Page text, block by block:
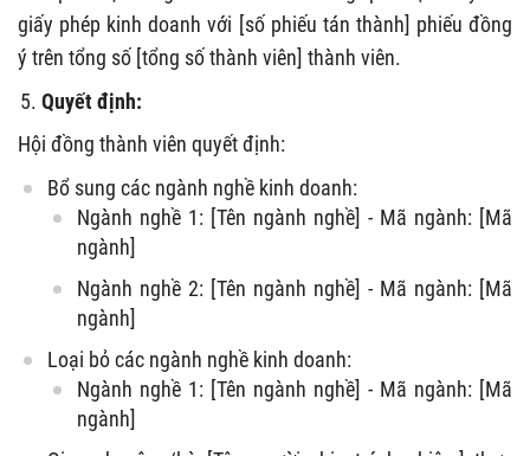
giấy phép kinh doanh với [số phiếu tán thành] phiếu đồng
ý trên tổng số [tổng số thành viên] thành viên.
Quyết định:
Hội đồng thành viên quyết định:
Bổ sung các ngành nghề kinh doanh:
Ngành nghề 1: [Tên ngành nghề] - Mã ngành: [Mã
ngành]
Ngành nghề 2: [Tên ngành nghề] - Mã ngành: [Mã
ngành]
Loại bỏ các ngành nghề kinh doanh:
Ngành nghề 1: [Tên ngành nghề] - Mã ngành: [Mã
ngành]